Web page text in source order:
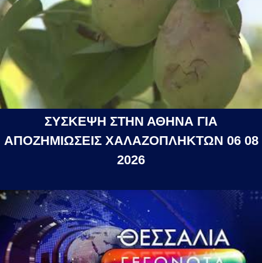
ΣΥΣΚΕΨΗ ΣΤΗΝ ΑΘΗΝΑ ΓΙΑ
ΑΠΟΖΗΜΙΩΣΕΙΣ ΧΑΛΑΖΟΠΛΗΚΤΩΝ 06 08
2026